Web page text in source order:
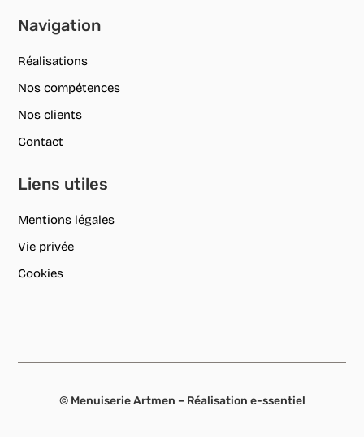
Navigation
Réalisations
Nos compétences
Nos clients
Contact
Liens utiles
Mentions légales
Vie privée
Cookies
© Menuiserie Artmen – Réalisation e-ssentiel